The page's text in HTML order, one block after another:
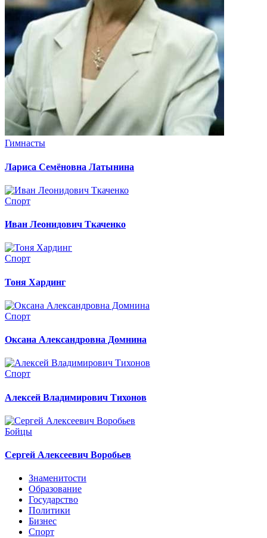
Гимнасты
Лариса Семёновна Латынина
Спорт
Иван Леонидович Ткаченко
Спорт
Тоня Хардинг
Спорт
Оксана Александровна Домнина
Спорт
Алексей Владимирович Тихонов
Бойцы
Сергей Алексеевич Воробьев
Знаменитости
Образование
Государство
Политики
Бизнес
Спорт